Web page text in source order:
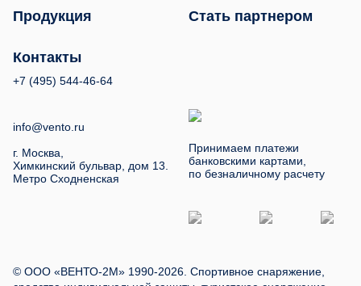
Продукция Стать партнером
Контакты
+7 (495) 544-46-64
info@vento.ru
г. Москва,
Химкинский бульвар, дом 13.
Метро Сходненская
Принимаем платежи
банковскими картами,
по безналичному расчету
© ООО «ВЕНТО-2М» 1990-2026. Спортивное снаряжение,